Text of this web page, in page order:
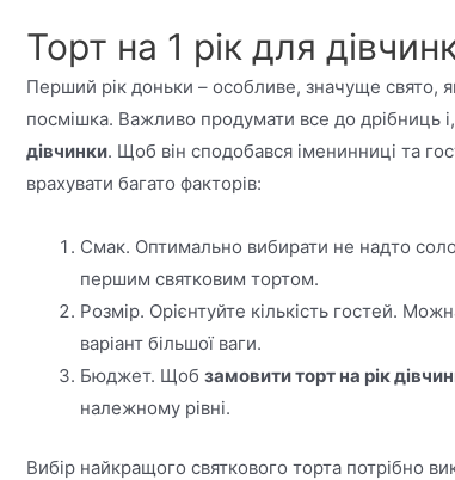
Торт на 1 рік для
Перший рік доньки – особливе, значуще свято,
посмішка. Важливо продумати все до дрібниць
дівчинки. Щоб він сподобався іменинниці та
врахувати багато факторів:
Смак. Оптимально вибирати не надто
першим святковим тортом.
Розмір. Орієнтуйте кількість гостей.
варіант більшої ваги.
Бюджет. Щоб замовити торт на рік
належному рівні.
Вибір найкращого святкового торта потрібно